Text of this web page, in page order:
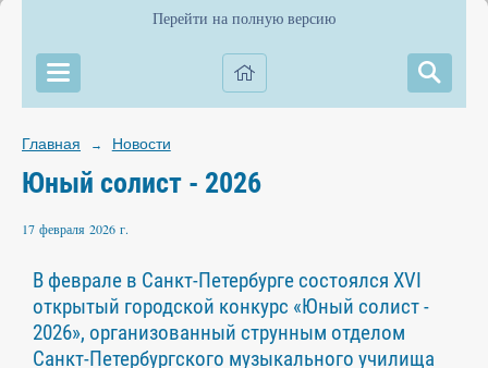
Перейти на полную версию
Главная → Новости
Юный солист - 2026
17 февраля 2026 г.
В феврале в Санкт-Петербурге состоялся ХVI
открытый городской конкурс «Юный солист -
2026», организованный струнным отделом
Санкт-Петербургского музыкального училища